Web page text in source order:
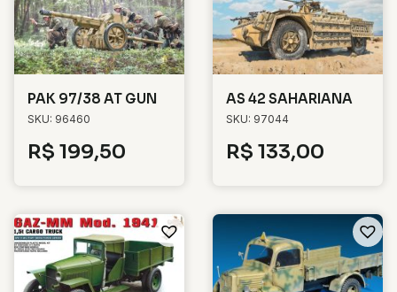
PAK 97/38 AT GUN
SKU: 96460
R$ 199,50
AS 42 SAHARIANA
SKU: 97044
R$ 133,00